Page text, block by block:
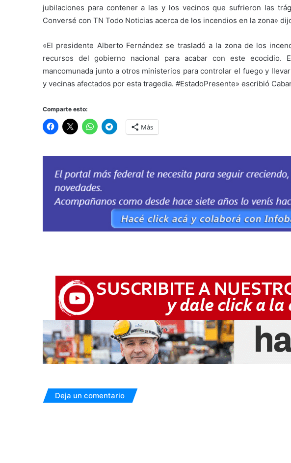
jubilaciones para contener a las y los vecinos que sufrieron las
Conversé con TN Todo Noticias acerca de los incendios en la zona»
«El presidente Alberto Fernández se trasladó a la zona de los
recursos del gobierno nacional para acabar con este ecocidio.
mancomunada junto a otros ministerios para controlar el fuego y
y vecinas afectados por esta tragedia. #EstadoPresente» escribió
Comparte esto:
Más
Deja un comentario